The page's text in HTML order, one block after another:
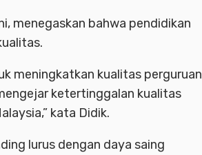
menegaskan bahwa pendidikan
meningkatkan kualitas perguruan
ketertinggalan kualitas
kata Didik.
lurus dengan daya saing